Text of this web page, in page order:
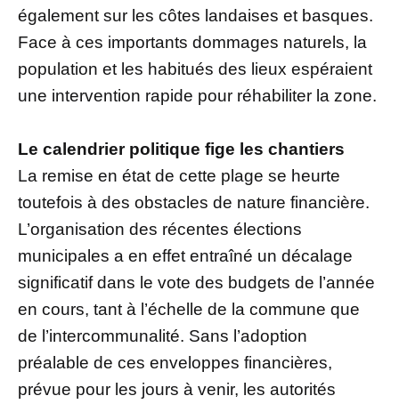
également sur les côtes landaises et basques.
Face à ces importants dommages naturels, la
population et les habitués des lieux espéraient
une intervention rapide pour réhabiliter la zone.
Le calendrier politique fige les chantiers
La remise en état de cette plage se heurte
toutefois à des obstacles de nature financière.
L’organisation des récentes élections
municipales a en effet entraîné un décalage
significatif dans le vote des budgets de l’année
en cours, tant à l’échelle de la commune que
de l’intercommunalité. Sans l’adoption
préalable de ces enveloppes financières,
prévue pour les jours à venir, les autorités